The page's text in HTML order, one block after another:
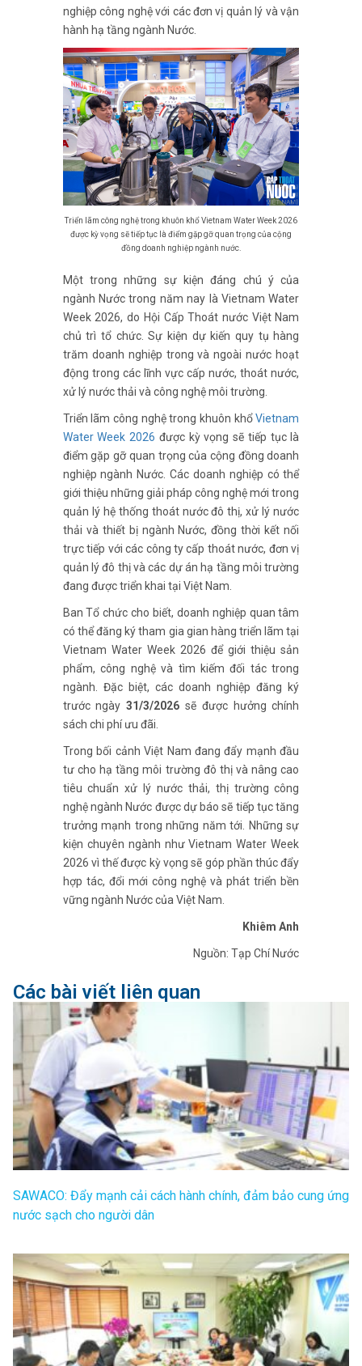
nghiệp công nghệ với các đơn vị quản lý và vận
hành hạ tầng ngành Nước.
Triển lãm công nghệ trong khuôn khổ Vietnam Water Week 2026
được kỳ vọng sẽ tiếp tục là điểm gặp gỡ quan trọng của cộng
đồng doanh nghiệp ngành nước.
Một trong những sự kiện đáng chú ý của
ngành Nước trong năm nay là Vietnam Water
Week 2026, do Hội Cấp Thoát nước Việt Nam
chủ trì tổ chức. Sự kiện dự kiến quy tụ hàng
trăm doanh nghiệp trong và ngoài nước hoạt
động trong các lĩnh vực cấp nước, thoát nước,
xử lý nước thải và công nghệ môi trường.
Triển lãm công nghệ trong khuôn khổVietnam
Water Week 2026 được kỳ vọng sẽ tiếp tục là
điểm gặp gỡ quan trọng của cộng đồng doanh
nghiệp ngành Nước. Các doanh nghiệp có thể
giới thiệu những giải pháp công nghệ mới trong
quản lý hệ thống thoát nước đô thị, xử lý nước
thải và thiết bị ngành Nước, đồng thời kết nối
trực tiếp với các công ty cấp thoát nước, đơn vị
quản lý đô thị và các dự án hạ tầng môi trường
đang được triển khai tại Việt Nam.
Ban Tổ chức cho biết, doanh nghiệp quan tâm
có thể đăng ký tham gia gian hàng triển lãm tại
Vietnam Water Week 2026 để giới thiệu sản
phẩm, công nghệ và tìm kiếm đối tác trong
ngành. Đặc biệt, các doanh nghiệp đăng ký
trước ngày31/3/2026 sẽ được hưởng chính
sách chi phí ưu đãi.
Trong bối cảnh Việt Nam đang đẩy mạnh đầu
tư cho hạ tầng môi trường đô thị và nâng cao
tiêu chuẩn xử lý nước thải, thị trường công
nghệ ngành Nước được dự báo sẽ tiếp tục tăng
trưởng mạnh trong những năm tới. Những sự
kiện chuyên ngành như Vietnam Water Week
2026 vì thế được kỳ vọng sẽ góp phần thúc đẩy
hợp tác, đổi mới công nghệ và phát triển bền
vững ngành Nước của Việt Nam.
Khiêm Anh
Nguồn: Tạp Chí Nước
Các bài viết liên quan
SAWACO: Đẩy mạnh cải cách hành chính, đảm bảo cung ứng
nước sạch cho người dân